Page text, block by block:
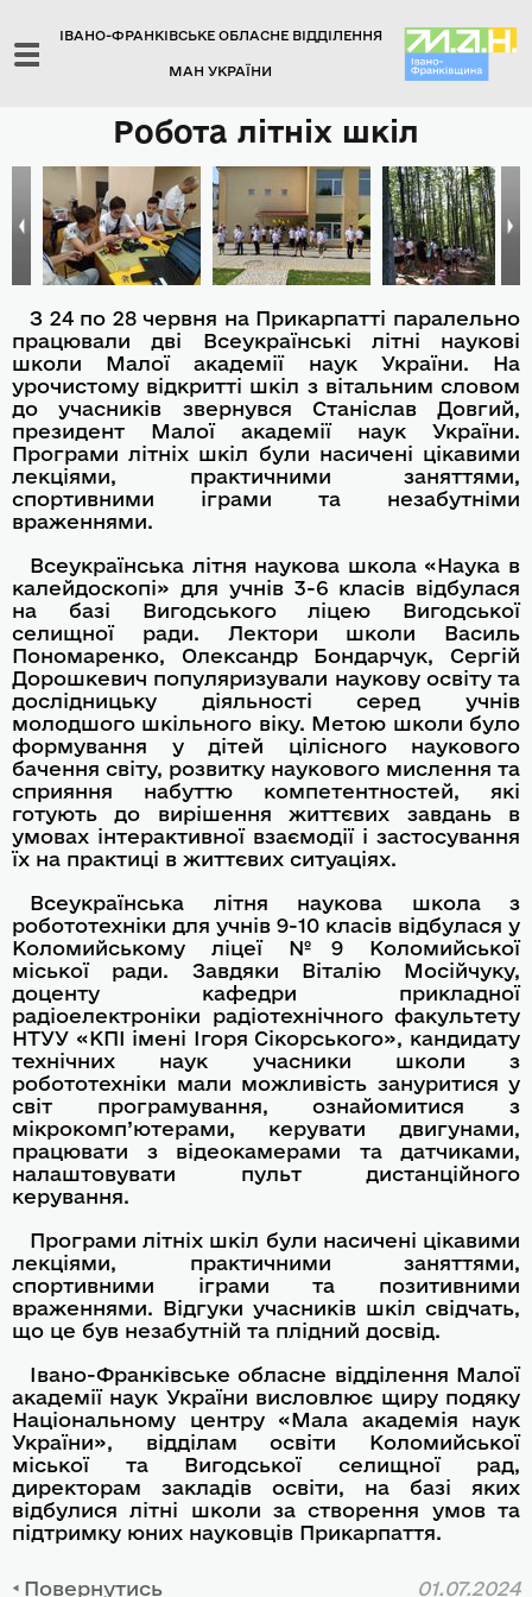
ІВАНО-ФРАНКІВСЬКЕ ОБЛАСНЕ ВІДДІЛЕННЯ
МАН УКРАЇНИ
Робота літніх шкіл
З 24 по 28 червня на Прикарпатті паралельно
працювали дві Всеукраїнські літні наукові
школи Малої академії наук України. На
урочистому відкритті шкіл з вітальним словом
до учасників звернувся Станіслав Довгий,
президент Малої академії наук України.
Програми літніх шкіл були насичені цікавими
лекціями, практичними заняттями,
спортивними іграми та незабутніми
враженнями.
Всеукраїнська літня наукова школа «Наука в
калейдоскопі» для учнів 3-6 класів відбулася
на базі Вигодського ліцею Вигодської
селищної ради. Лектори школи Василь
Пономаренко, Олександр Бондарчук, Сергій
Дорошкевич популяризували наукову освіту та
дослідницьку діяльності серед учнів
молодшого шкільного віку. Метою школи було
формування у дітей цілісного наукового
бачення світу, розвитку наукового мислення та
сприяння набуттю компетентностей, які
готують до вирішення життєвих завдань в
умовах інтерактивної взаємодії і застосування
їх на практиці в життєвих ситуаціях.
Всеукраїнська літня наукова школа з
робототехніки для учнів 9-10 класів відбулася у
Коломийському ліцеї №9 Коломийської
міської ради. Завдяки Віталію Мосійчуку,
доценту кафедри прикладної
радіоелектроніки радіотехнічного факультету
НТУУ «КПІ імені Ігоря Сікорського», кандидату
технічних наук учасники школи з
робототехніки мали можливість зануритися у
світ програмування, ознайомитися з
мікрокомп’ютерами, керувати двигунами,
працювати з відеокамерами та датчиками,
налаштовувати пульт дистанційного
керування.
Програми літніх шкіл були насичені цікавими
лекціями, практичними заняттями,
спортивними іграми та позитивними
враженнями. Відгуки учасників шкіл свідчать,
що це був незабутній та плідний досвід.
Івано-Франківське обласне відділення Малої
академії наук України висловлює щиру подяку
Національному центру «Мала академія наук
України», відділам освіти Коломийської
міської та Вигодської селищної рад,
директорам закладів освіти, на базі яких
відбулися літні школи за створення умов та
підтримку юних науковців Прикарпаття.
Повернутись 01.07.2024